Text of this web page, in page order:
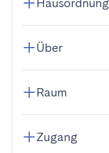
Hausordnung
Über
Raum
Zugang